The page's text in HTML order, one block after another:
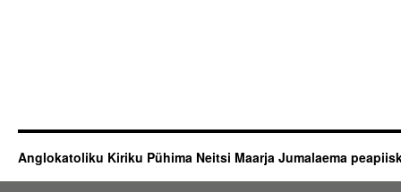
Anglokatoliku Kiriku Pühima Neitsi Maarja Jumalaema